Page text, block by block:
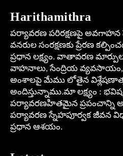
Harithamithra
పర్యావరణ పరిరక్షణపై
వనరుల సంరక్షణకు ప్రేరణ
ప్రధాన లక్ష్యం. వాతావరణ మార్పులు,
వాహనాలు, సేంద్రియ వ్యవసాయం,
అంశాలపై మేము లోతైన
అందిస్తున్నాము.మా లక్ష్యం :
పర్యావరణహితమైన ప్రపంచాన్ని
పర్యావరణ స్నేహపూర్వక జీవన
ప్రధాన ఆశయం.